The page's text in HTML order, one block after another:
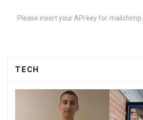
Please insert your API key for mailchimp.
TECH